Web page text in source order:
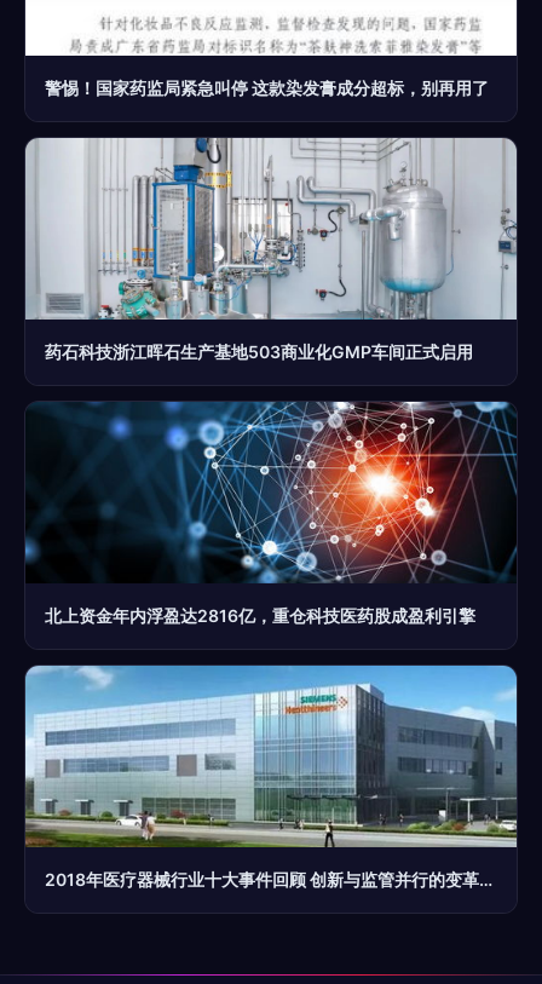
警惕！国家药监局紧急叫停 这款染发膏成分超标，别再用了
药石科技浙江晖石生产基地503商业化GMP车间正式启用
北上资金年内浮盈达2816亿，重仓科技医药股成盈利引擎
2018年医疗器械行业十大事件回顾 创新与监管并行的变革之年